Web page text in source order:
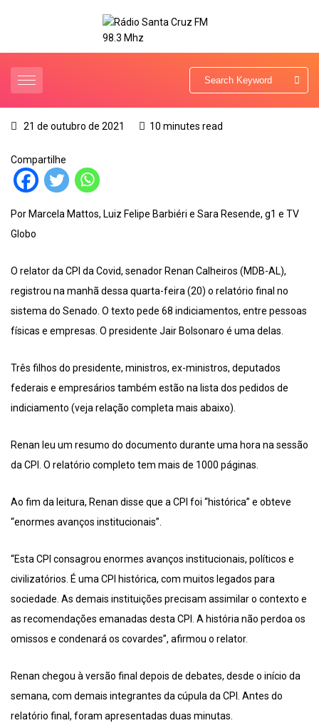
21 de outubro de 2021 10 minutes read
Compartilhe
Por Marcela Mattos, Luiz Felipe Barbiéri e Sara Resende, g1 e TV
Globo
O relator da CPI da Covid, senador Renan Calheiros (MDB-AL),
registrou na manhã dessa quarta-feira (20) o relatório final no
sistema do Senado. O texto pede 68 indiciamentos, entre pessoas
físicas e empresas. O presidente Jair Bolsonaro é uma delas.
Três filhos do presidente, ministros, ex-ministros, deputados
federais e empresários também estão na lista dos pedidos de
indiciamento (veja relação completa mais abaixo).
Renan leu um resumo do documento durante uma hora na sessão
da CPI. O relatório completo tem mais de 1000 páginas.
Ao fim da leitura, Renan disse que a CPI foi “histórica” e obteve
“enormes avanços institucionais”.
“Esta CPI consagrou enormes avanços institucionais, políticos e
civilizatórios. É uma CPI histórica, com muitos legados para
sociedade. As demais instituições precisam assimilar o contexto e
as recomendações emanadas desta CPI. A história não perdoa os
omissos e condenará os covardes”, afirmou o relator.
Renan chegou à versão final depois de debates, desde o início da
semana, com demais integrantes da cúpula da CPI. Antes do
relatório final, foram apresentadas duas minutas.